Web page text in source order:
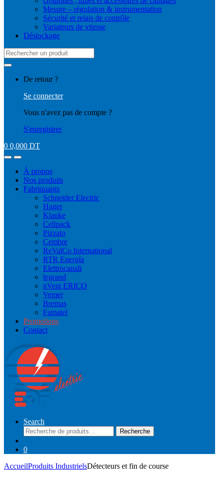
Mesure – régulation & instrumentation
Sécurité et relais de contrôle
Variateurs de vitesse
Déstockage
Search
for:
De retour ?
Se connecter
Vous n'avez pas de compte ?
S'enregistrer
0 0,000 DT
À propos
Nos produits
Fabriquants
Schneider Electric
Hager
Klauke
Cellpack
Pizzato
Cembre
ReValCo International
RTR Energía
Elettrocanali
legrand
nVent ERICO
Vemer
Bremas
Famatel
Promotions
Contact
Search
Recherche
pour :
Recherche
0
AccueilProduits IndustrielsDétecteurs et fin de course